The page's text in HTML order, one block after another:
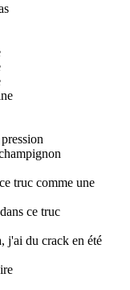
truc comme une
ce truc
j'ai du crack en été